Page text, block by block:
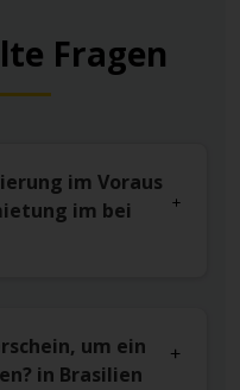
Fragen
im Voraus
im bei
um ein
in Brasilien